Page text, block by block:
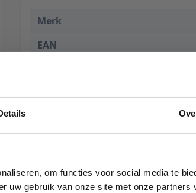
om functies voor social media te
uw gebruik van onze site met onze partners
Merk
EAN